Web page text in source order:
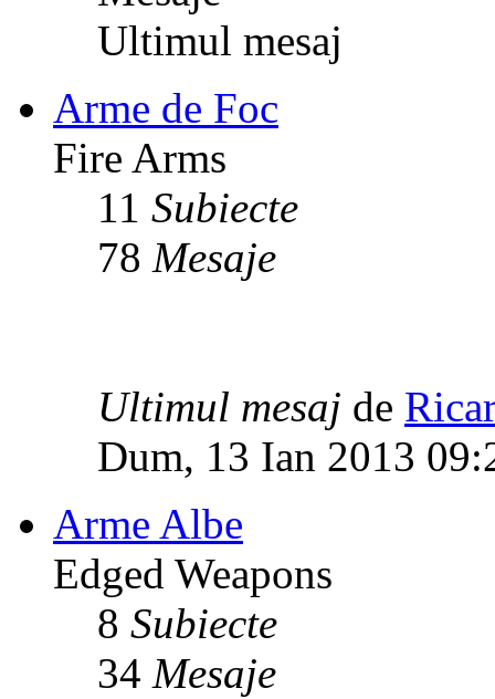
Ultimul mesaj
Arme de Foc
Fire Arms
11 Subiecte
78 Mesaje
Ultimul mesaj de
Dum, 13 Ian 2013
Arme Albe
Edged Weapons
8 Subiecte
34 Mesaje